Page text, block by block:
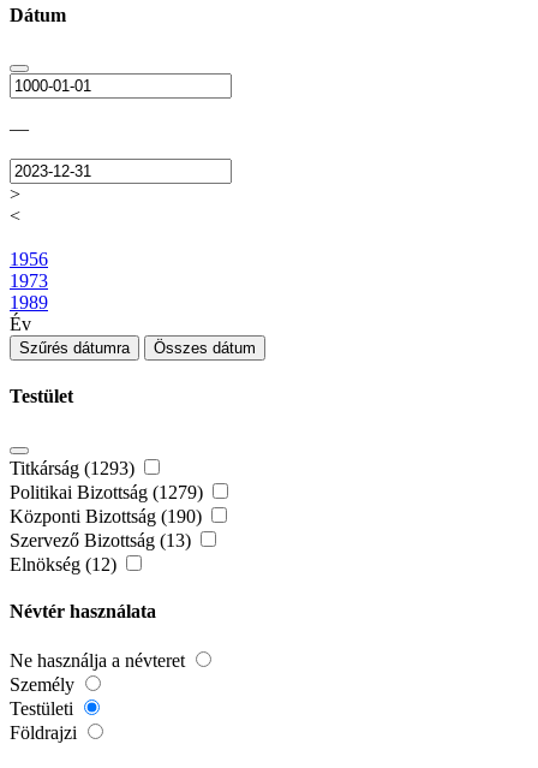
Dátum
—
>
<
1956
1973
1989
Év
Szűrés dátumra Összes dátum
Testület
Titkárság (1293)
Politikai Bizottság (1279)
Központi Bizottság (190)
Szervező Bizottság (13)
Elnökség (12)
Névtér használata
Ne használja a névteret
Személy
Testületi
Földrajzi